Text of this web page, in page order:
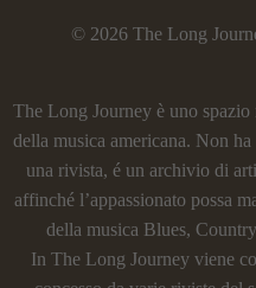
© 2026 The Long
The Long Journey è uno
della musica americana. Non
una rivista, é un archivio di
affinché l’appassionato possa
della musica Blues,
In The Long Journey viene